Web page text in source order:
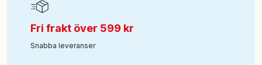
Fri frakt över 599 kr
Snabba leveranser